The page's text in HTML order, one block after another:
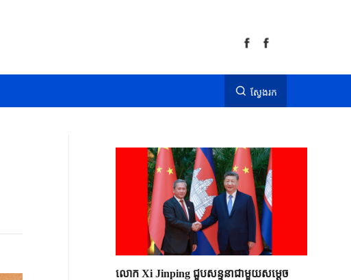
ស្វែងរក
លោក Xi Jinping ជួបសន្ទនាជាមួយសម្តេច